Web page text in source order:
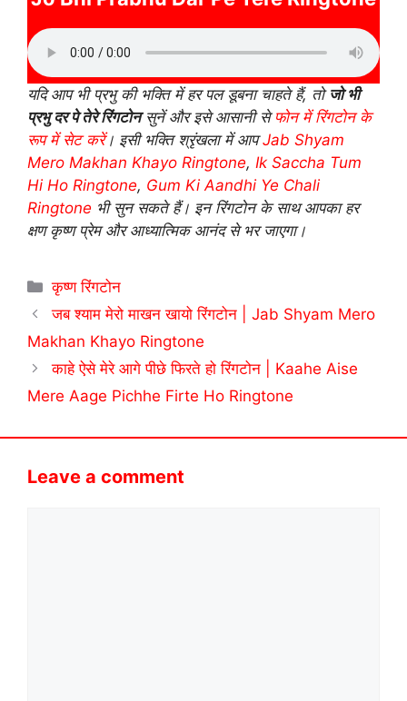
यदि आप भी प्रभु की भक्ति में हर पल डूबना चाहते हैं, तो जो भी
प्रभु दर पे तेरे रिंगटोनसुनें और इसे आसानी से फोन में रिंगटोन के
रूप में सेट करें। इसी भक्ति श्रृंखला में आपJab Shyam
Mero Makhan Khayo Ringtone, Ik Saccha Tum
Hi Ho Ringtone, Gum Ki Aandhi Ye Chali
Ringtone भी सुन सकते हैं। इन रिंगटोन के साथ आपका हर
क्षण कृष्ण प्रेम और आध्यात्मिक आनंद से भर जाएगा।
Categories
कृष्ण रिंगटोन
जब श्याम मेरो माखन खायो रिंगटोन | Jab Shyam Mero
Makhan Khayo Ringtone
काहे ऐसे मेरे आगे पीछे फिरते हो रिंगटोन | Kaahe Aise
Mere Aage Pichhe Firte Ho Ringtone
Leave a comment